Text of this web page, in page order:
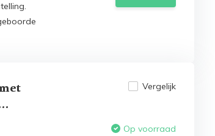
Vergelijk
Op voorraad